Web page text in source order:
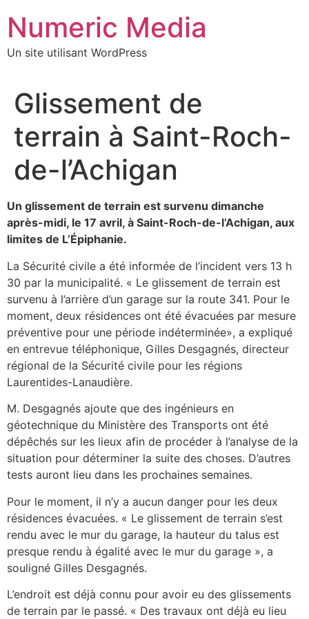
contenu
Numeric Media
Un site utilisant WordPress
Glissement de
terrain à Saint-Roch-
de-l’Achigan
Un glissement de terrain est survenu dimanche
après-midi, le 17 avril, à Saint-Roch-de-l’Achigan, aux
limites de L’Épiphanie.
La Sécurité civile a été informée de l’incident vers 13 h
30 par la municipalité. « Le glissement de terrain est
survenu à l’arrière d’un garage sur la route 341. Pour le
moment, deux résidences ont été évacuées par mesure
préventive pour une période indéterminée», a expliqué
en entrevue téléphonique, Gilles Desgagnés, directeur
régional de la Sécurité civile pour les régions
Laurentides-Lanaudière.
M. Desgagnés ajoute que des ingénieurs en
géotechnique du Ministère des Transports ont été
dépêchés sur les lieux afin de procéder à l’analyse de la
situation pour déterminer la suite des choses. D’autres
tests auront lieu dans les prochaines semaines.
Pour le moment, il n’y a aucun danger pour les deux
résidences évacuées. « Le glissement de terrain s’est
rendu avec le mur du garage, la hauteur du talus est
presque rendu à égalité avec le mur du garage », a
souligné Gilles Desgagnés.
L’endroit est déjà connu pour avoir eu des glissements
de terrain par le passé. « Des travaux ont déjà eu lieu